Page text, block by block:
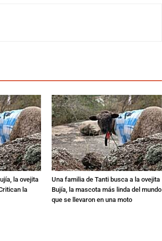
la ovejita
la
Una familia de Tanti busca a la ovejita
Bujía, la mascota más linda del mundo
que se llevaron en una moto